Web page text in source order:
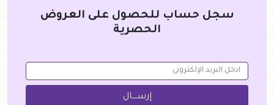
سجل حساب للحصول على العروض
الحصرية
إرســــال